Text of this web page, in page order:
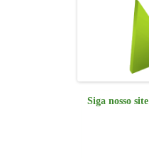
Siga nosso site